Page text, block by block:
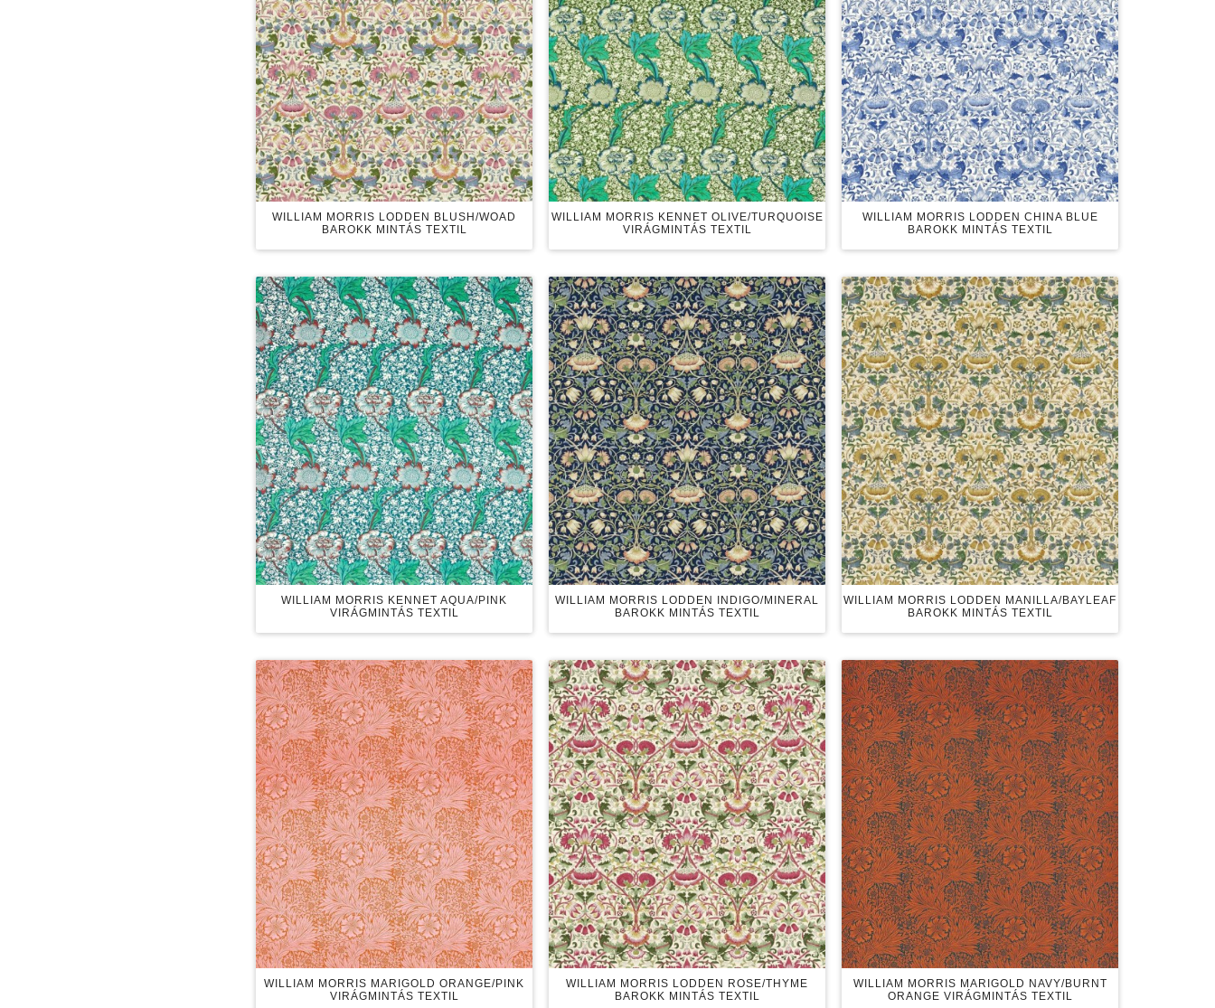
WILLIAM MORRIS LODDEN BLUSH/WOAD
BAROKK MINTÁS TEXTIL
WILLIAM MORRIS KENNET OLIVE/TURQUOISE
VIRÁGMINTÁS TEXTIL
WILLIAM MORRIS LODDEN CHINA BLUE
BAROKK MINTÁS TEXTIL
WILLIAM MORRIS KENNET AQUA/PINK
VIRÁGMINTÁS TEXTIL
WILLIAM MORRIS LODDEN INDIGO/MINERAL
BAROKK MINTÁS TEXTIL
WILLIAM MORRIS LODDEN MANILLA/BAYLEAF
BAROKK MINTÁS TEXTIL
WILLIAM MORRIS MARIGOLD ORANGE/PINK
VIRÁGMINTÁS TEXTIL
WILLIAM MORRIS LODDEN ROSE/THYME
BAROKK MINTÁS TEXTIL
WILLIAM MORRIS MARIGOLD NAVY/BURNT
ORANGE VIRÁGMINTÁS TEXTIL